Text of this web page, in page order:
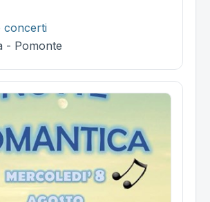
concerti
- Pomonte